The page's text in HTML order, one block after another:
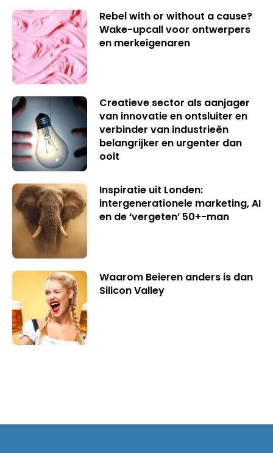
Rebel with or without a cause?
Wake-upcall voor ontwerpers
en merkeigenaren
Creatieve sector als aanjager
van innovatie en ontsluiter en
verbinder van industrieën
belangrijker en urgenter dan
ooit
Inspiratie uit Londen:
intergenerationele marketing, AI
en de ‘vergeten’ 50+-man
Waarom Beieren anders is dan
Silicon Valley